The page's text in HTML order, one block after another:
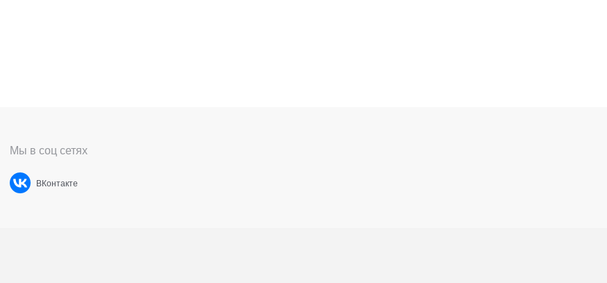
Мы в соц сетях
ВКонтакте